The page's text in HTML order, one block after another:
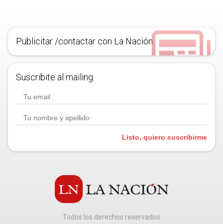
Publicitar /contactar con La Nación
Suscribite al mailing.
Listo, quiero suscribirme
Todos los derechos reservados